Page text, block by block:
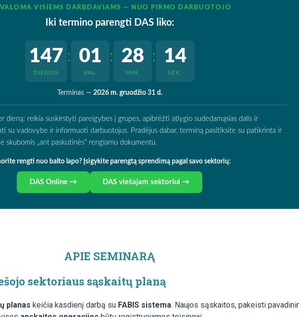
VISIEMS DARBDAVIAMS — NUO PIRMO DARBUOTOJO
Iki termino parengti DAS liko:
147
DIENOS
: 01
VAL.
: 28
MIN.
: 13
SEK.
Terminas — 2026 m. gruodžio 31 d.
dieną: reikia suskirstyti pareigybes į grupes, apibrėžti atlygio sudedamąsias dalis ir
su vadovybe ir informuoti darbuotojus. Pradėjus dabar, terminą pasitiksite su patikrinta ir
skubomis „ant paskutinės“ rengiamu dokumentu.
rengti nuo balto lapo? Įsigykite parengtą sprendimą pagal savo sektorių:
DAS Online → DAS viešajam sektoriui →
APIE SEMINARĄ
sektoriaus sąskaitų planą
planas keičia kasdienį darbą su FABIS sistema. Naujos sąskaitos, pakeisti